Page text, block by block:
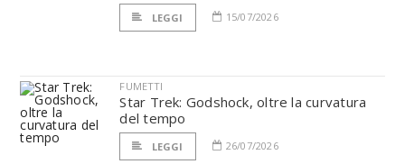
LEGGI 15/07/2026
FUMETTI
Star Trek: Godshock, oltre la curvatura
del tempo
LEGGI 26/07/2026